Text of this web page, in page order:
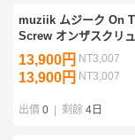
muziik ムジーク On
Screw オンザスクリ
5W Fire Express
TYPE 65 (SX)
13,900円 NT3,007
13,900円 NT3,007
出價 0 | 剩餘 4日